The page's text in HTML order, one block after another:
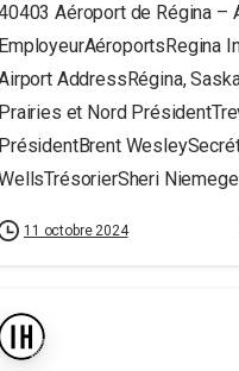
Aéroport de Régina –
EmployeurAéroportsRegina
AddressRégina,
Prairies et Nord
PrésidentBrent
11 octobre 2024